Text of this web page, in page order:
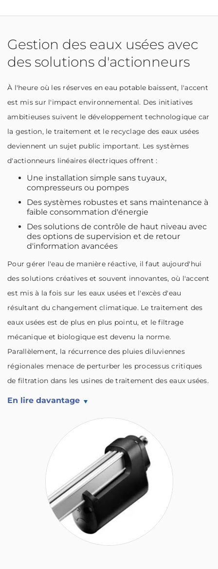
Gestion des eaux usées avec
des solutions d'actionneurs
À l'heure où les réserves en eau potable baissent, l'accent
est mis sur l'impact environnemental. Des initiatives
ambitieuses suivent le développement technologique car
la gestion, le traitement et le recyclage des eaux usées
deviennent un sujet public important. Les systèmes
d'actionneurs linéaires électriques offrent :
Une installation simple sans tuyaux,
compresseurs ou pompes
Des systèmes robustes et sans maintenance à
faible consommation d'énergie
Des solutions de contrôle de haut niveau avec
des options de supervision et de retour
d'information avancées
Pour gérer l'eau de manière réactive, il faut aujourd'hui
des solutions créatives et souvent innovantes, où l'accent
est mis à la fois sur les eaux usées et l'excès d'eau
résultant du changement climatique. Le traitement des
eaux usées est de plus en plus pointu, et le filtrage
mécanique et biologique est devenu la norme.
Parallèlement, la récurrence des pluies diluviennes
régionales menace de perturber les processus critiques
de filtration dans les usines de traitement des eaux usées.
En lire davantage